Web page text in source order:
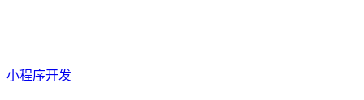
小程序开发